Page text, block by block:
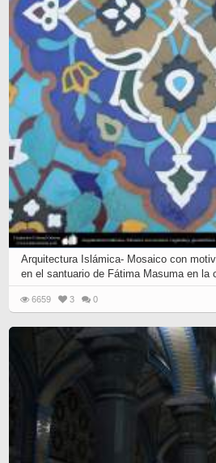
Arquitectura Islámica- Mosaico con
en el santuario de Fátima Masuma en la
6659 3 0